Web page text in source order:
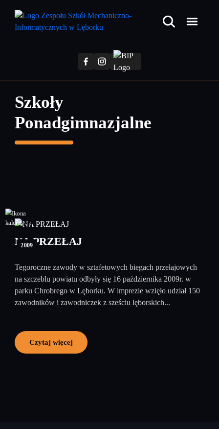
treści
Szkoły
Ponadgimnazjalne
30
2009
NA PRZEŁAJ
Tegoroczne zawody w sztafetowych biegach przełajowych
na szczeblu powiatu odbyły się 16 października 2009r. w
parku Chrobrego w Lęborku. W imprezie wzięło udział 150
zawodników i zawodniczek z sześciu lęborskich...
Czytaj więcej